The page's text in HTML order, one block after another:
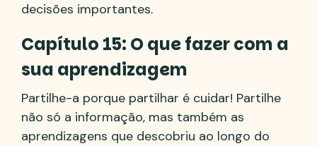
decisões importantes.
Capítulo 15: O que fazer com a
sua aprendizagem
Partilhe-a porque partilhar é cuidar! Partilhe
não só a informação, mas também as
aprendizagens que descobriu ao longo do